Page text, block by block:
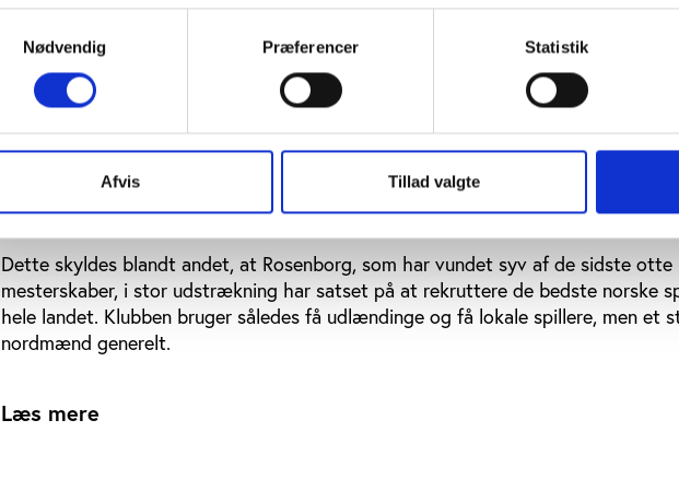
Nødvendig
Præferencer Statistik
Afvis Tillad valgte
I Lillestrøm, som næstflittigst har anvendt udenlandske spillere, har man
ikke givet unge nordmænd chancen. Klubbernes strategier tegner dermed et
billede, som også gør sig gældende i forhold til det parameter, som omhandler
lokale spillere.
Vinder udlændingene pokaler?
Der er ikke nogen entydig sammenhæng hverken mellem antallet af udlændinge
disses andel af spilletiden og klubbernes præstationer.
Dette skyldes blandt andet, at Rosenborg, som har vundet syv af de sidste otte
mesterskaber, i stor udstrækning har satset på at rekruttere de bedste norske
hele landet. Klubben bruger således få udlændinge og få lokale spillere, men et
nordmænd generelt.
Læs mere